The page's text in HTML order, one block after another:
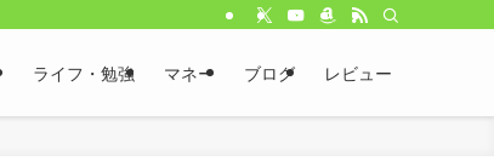
ライフ・勉強 マネー ブログ レビュー